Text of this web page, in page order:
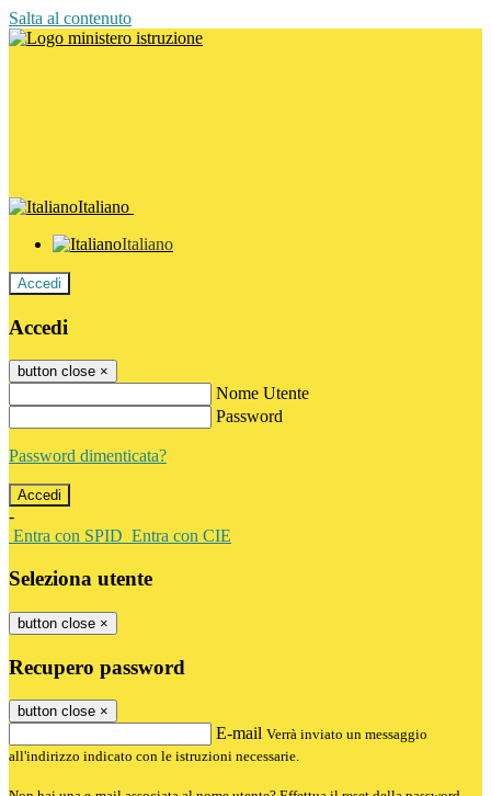
Salta al contenuto
Italiano
Italiano
Accedi
Accedi
button close ×
Nome Utente
Password
Password dimenticata?
-
Entra con SPID Entra con CIE
Seleziona utente
button close ×
Recupero password
button close ×
E-mail Verrà inviato un messaggio
all'indirizzo indicato con le istruzioni necessarie.